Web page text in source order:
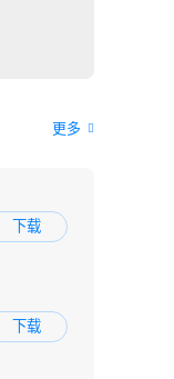
更多
下载
下载